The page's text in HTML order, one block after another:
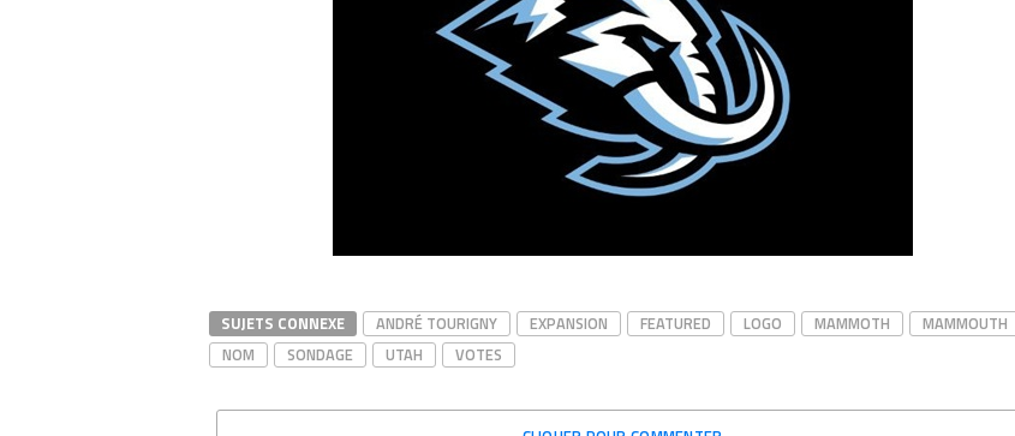
SUJETS CONNEXE ANDRÉ TOURIGNY EXPANSION FEATURED LOGO MAMMOTH
MAMMOUTH
NOM
SONDAGE UTAH VOTES